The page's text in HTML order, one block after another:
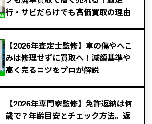
行・サビだらけでも高価買取の理由
【2026年査定士監修】車の傷やへこ
みは修理せずに買取へ！減額基準や
高く売るコツをプロが解説
【2026年専門家監修】免許返納は何
歳で？年齢目安とチェック方法。返